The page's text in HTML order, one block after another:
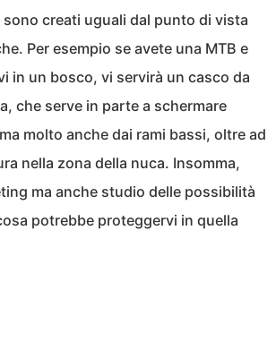
creati uguali dal punto di vista
Per esempio se avete una MTB e
in un bosco, vi servirà un casco da
che serve in parte a schermare
molto anche dai rami bassi, oltre ad
nella zona della nuca. Insomma,
ma anche studio delle possibilità
potrebbe proteggervi in quella